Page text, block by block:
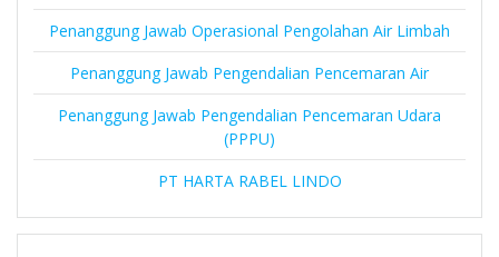
Penanggung Jawab Operasional Pengolahan Air Limbah
Penanggung Jawab Pengendalian Pencemaran Air
Penanggung Jawab Pengendalian Pencemaran Udara
(PPPU)
PT HARTA RABEL LINDO